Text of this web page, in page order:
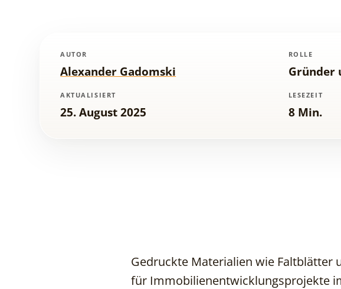
AUTOR
Alexander Gadomski
ROLLE
Gründer
AKTUALISIERT
25. August 2025
LESEZEIT
8 Min.
Gedruckte Materialien wie Faltblätter
für Immobilienentwicklungsprojekte